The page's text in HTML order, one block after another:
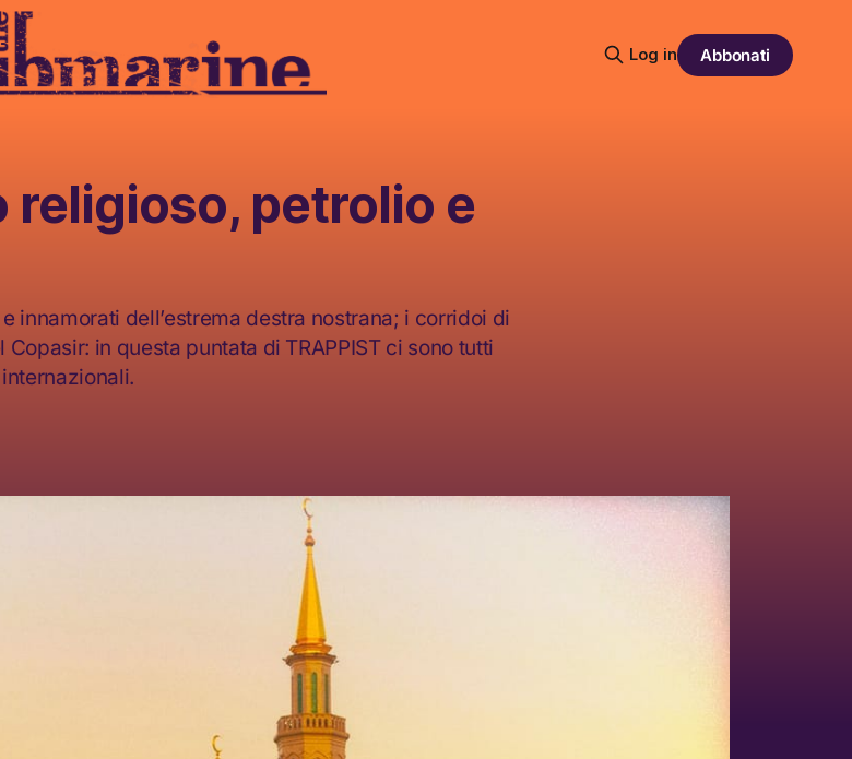
Log in Abbonati
religioso, petrolio e
innamorati dell’estrema destra nostrana; i corridoi di
in questa puntata di TRAPPIST ci sono tutti